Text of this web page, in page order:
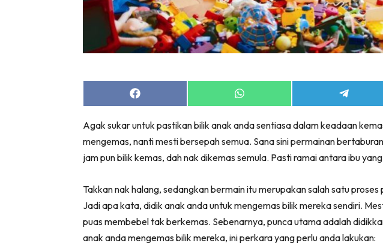
DIY
Bilik Air
Bilik Tidur
Dapur
Make Over
Bilik Air
Bilik Tidur
Dapur
Ruang Makan
Menarik Lagi
Casa Impiana
Impiana Makeover
Makeover Ruang Selebriti
Share
on
Share
on
Share
on
Agak sukar untuk pastikan bilik anak anda sentiasa dalam keadaan
mengemas, nanti mesti bersepah semua. Sana sini permainan
jam pun bilik kemas, dah nak dikemas semula. Pasti ramai antara ibu
Takkan nak halang, sedangkan bermain itu merupakan salah satu
Jadi apa kata, didik anak anda untuk mengemas bilik mereka sendiri.
puas membebel tak berkemas. Sebenarnya, punca utama adalah
anak anda mengemas bilik mereka, ini perkara yang perlu anda lakukan: